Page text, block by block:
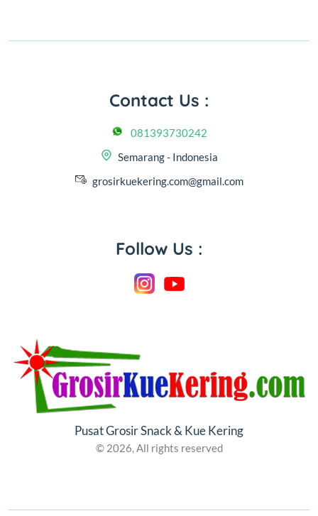
Contact Us :
081393730242
Semarang - Indonesia
grosirkuekering.com@gmail.com
Follow Us :
Pusat Grosir Snack & Kue Kering
© 2026, All rights reserved